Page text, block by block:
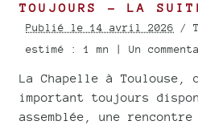
TOUJOURS - LA
Publié le 14 avril 2026 /
estimé : 1 mn | Un
La Chapelle à Toulouse,
important toujours
assemblée, une